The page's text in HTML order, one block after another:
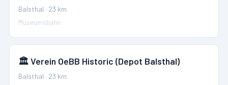
Balsthal · 23 km
Museumsbahn
🏛️Verein OeBB Historic (Depot Balsthal)
Balsthal · 23 km